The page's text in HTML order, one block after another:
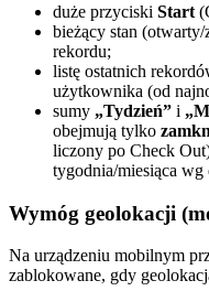
duże przyciski Start
bieżący stan
rekordu;
listę ostatnich
użytkownika (od
sumy „Tydzień” i
obejmują tylko
liczony po Check
tygodnia/miesiąca wg
Wymóg geolokacji
Na urządzeniu mobilnym
zablokowane, gdy